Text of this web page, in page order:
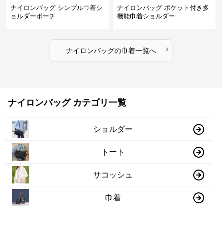
ナイロンバッグ シンプル巾着シ
ョルダーポーチ
ナイロンバッグ ポケット付き多
機能巾着ショルダー
ナイロンバッグの巾着一覧へ ›
ナイロンバッグ カテゴリ一覧
ショルダー
トート
サコッシュ
巾着